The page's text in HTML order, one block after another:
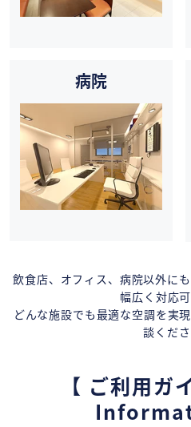
病院
飲食店、オフィス、病院以外に
幅広く対応可
どんな施設でも最適な空調を実
談くださ
【 ご利用